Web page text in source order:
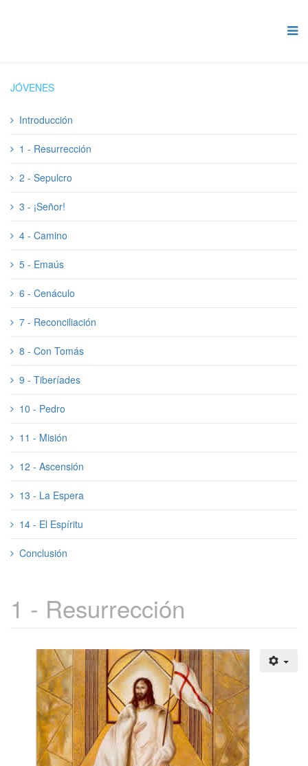
JÓVENES
Introducción
1 - Resurrección
2 - Sepulcro
3 - ¡Señor!
4 - Camino
5 - Emaús
6 - Cenáculo
7 - Reconciliación
8 - Con Tomás
9 - Tiberíades
10 - Pedro
11 - Misión
12 - Ascensión
13 - La Espera
14 - El Espíritu
Conclusión
1 - Resurrección